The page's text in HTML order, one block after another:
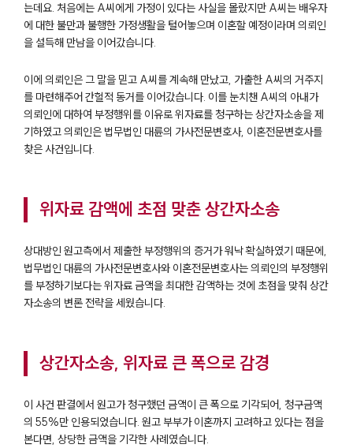
는데요. 처음에는 A씨에게 가정이 있다는 사실을 몰랐지만 A씨는 배우자
에 대한 불만과 불행한 가정생활을 털어놓으며 이혼할 예정이라며 의뢰인
을 설득해 만남을 이어갔습니다.
이에 의뢰인은 그 말을 믿고 A씨를 계속해 만났고, 가출한 A씨의 거주지
를 마련해주어 간헐적 동거를 이어갔습니다. 이를 눈치챈 A씨의 아내가
의뢰인에 대하여 부정행위를 이유로 위자료를 청구하는 상간자소송을 제
기하였고 의뢰인은 법무법인 대륜의 가사전문변호사, 이혼전문변호사를
찾은 사건입니다.
위자료 감액에 초점 맞춘 상간자소송
상대방인 원고측에서 제출한 부정행위의 증거가 워낙 확실하였기 때문에,
법무법인 대륜의 가사전문변호사와 이혼전문변호사는 의뢰인의 부정행위
를 부정하기보다는 위자료 금액을 최대한 감액하는 것에 초점을 맞춰 상간
자소송의 변론 전략을 세웠습니다.
상간자소송, 위자료 큰 폭으로 감경
이 사건 판결에서 원고가 청구했던 금액이 큰 폭으로 기각되어, 청구금액
의 55%만 인용되었습니다. 원고 부부가 이혼까지 고려하고 있다는 점을
본다면, 상당한 금액을 기각한 사례였습니다.